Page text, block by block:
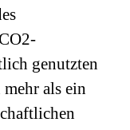
genutzten
als ein